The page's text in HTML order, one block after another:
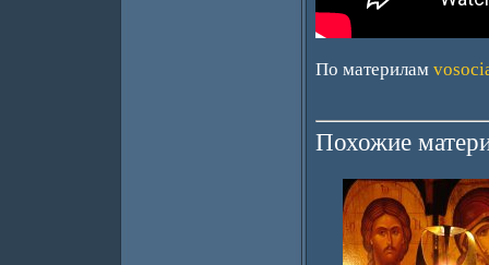
По материлам
Похожие